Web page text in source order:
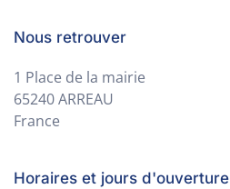
Nous retrouver
1 Place de la mairie
65240 ARREAU
France
Horaires et jours d'ouverture